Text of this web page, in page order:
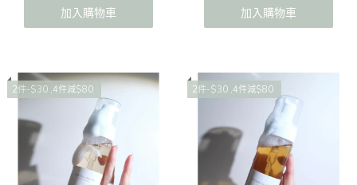
加入購物車 加入購物車
2件-$30 ,4件減$80 2件-$30 ,4件減$80